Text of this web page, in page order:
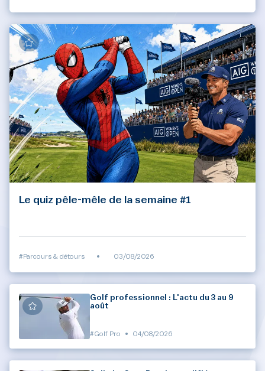
Le quiz pêle-mêle de la semaine #1
#Parcours & détours • 03/08/2026
Golf professionnel : L'actu du 3 au 9
août
#Golf Pro • 04/08/2026